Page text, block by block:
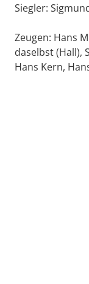
Siegler:
Zeugen: Hans
daselbst (Hall),
Hans Kern,